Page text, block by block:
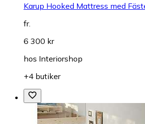
Karup Hooked Mattress med
fr.
6 300 kr
hos Interiorshop
+4 butiker